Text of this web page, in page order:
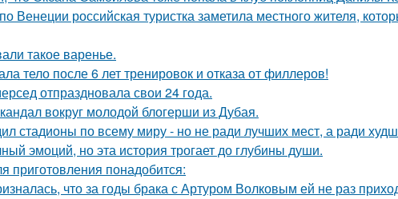
Венеции российская туристка заметила местного жителя,
такое варенье.
тело после 6 лет тренировок и отказа от филлеров!
отпраздновала свои 24 года.
вокруг молодой блогерши из Дубая.
стадионы по всему миру - но не ради лучших мест, а ради
эмоций, но эта история трогает до глубины души.
приготовления понадобится:
что за годы брака с Артуром Волковым ей не раз